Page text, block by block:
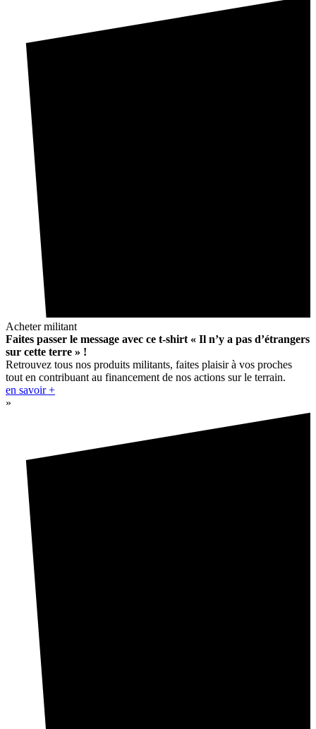
Acheter militant
Faites passer le message avec ce t-shirt « Il n’y a pas d’étrangers
sur cette terre » !
Retrouvez tous nos produits militants, faites plaisir à vos proches
tout en contribuant au financement de nos actions sur le terrain.
en savoir +
»